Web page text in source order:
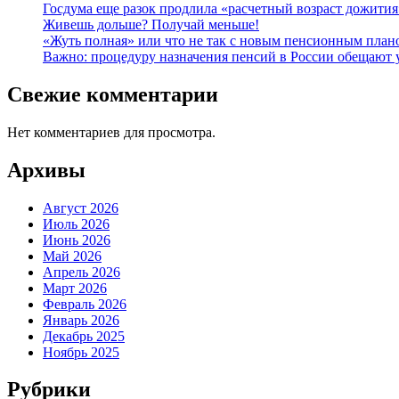
Госдума еще разок продлила «расчетный возраст
Живешь дольше? Получай меньше!
«Жуть полная» или что не так с новым пенсионным
Важно: процедуру назначения пенсий в России обещают
Свежие комментарии
Нет комментариев для просмотра.
Архивы
Август 2026
Июль 2026
Июнь 2026
Май 2026
Апрель 2026
Март 2026
Февраль 2026
Январь 2026
Декабрь 2025
Ноябрь 2025
Рубрики